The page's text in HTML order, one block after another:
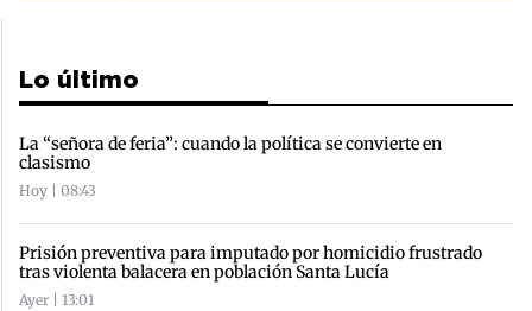
Lo último
La “señora de feria”: cuando la política se convierte en
clasismo
Hoy | 08:43
Prisión preventiva para imputado por homicidio frustrado
tras violenta balacera en población Santa Lucía
Ayer | 13:01